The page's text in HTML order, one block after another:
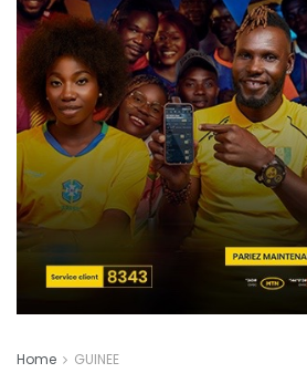
Home GUINEE